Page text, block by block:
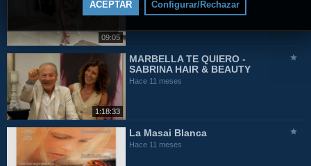
ACEPTAR Configurar/Rechazar
09:05
Hace 11 meses
1:18:33
MARBELLA TE QUIERO -
SABRINA HAIR & BEAUTY
Hace 11 meses
La Masai Blanca
Hace 11 meses